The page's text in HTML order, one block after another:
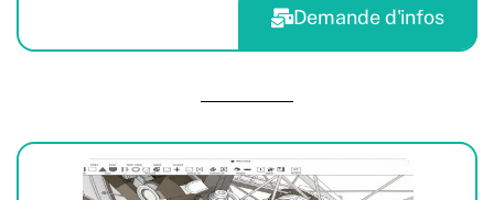
Demande d'infos